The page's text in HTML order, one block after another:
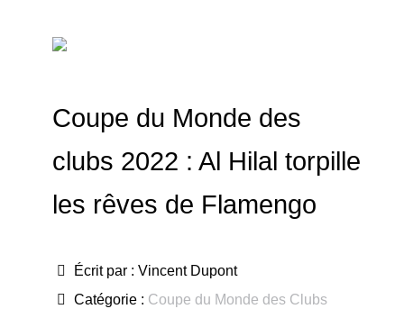
Coupe du Monde des
clubs 2022 : Al Hilal torpille
les rêves de Flamengo
Écrit par : Vincent Dupont
Catégorie : Coupe du Monde des Clubs